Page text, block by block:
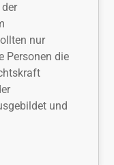
nur
Personen die
und